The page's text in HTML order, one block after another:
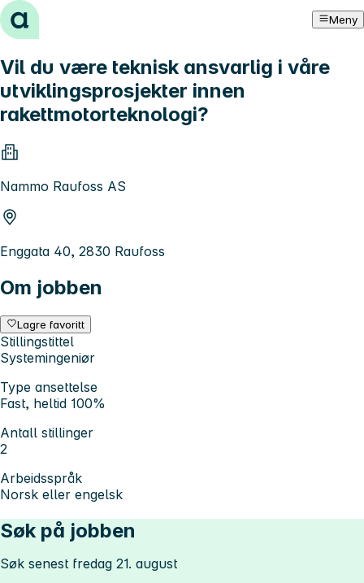
Hopp til innhold Meny
Vil du være teknisk ansvarlig i våre
utviklingsprosjekter innen
rakettmotorteknologi?
Nammo Raufoss AS
Enggata 40, 2830 Raufoss
Om jobben
Lagre favoritt
Stillingstittel
Systemingeniør
Type ansettelse
Fast, heltid 100%
Antall stillinger
2
Arbeidsspråk
Norsk eller engelsk
Søk på jobben
Søk senest fredag 21. august